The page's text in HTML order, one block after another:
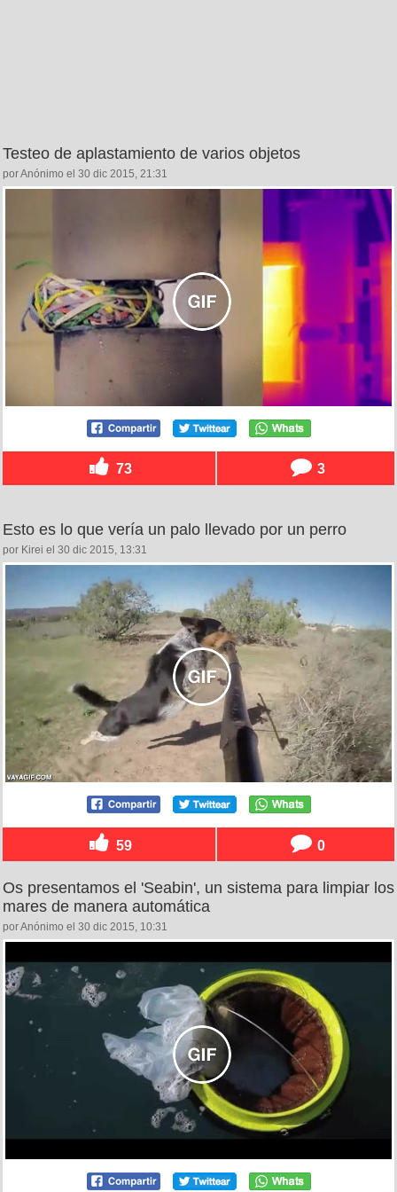
Testeo de aplastamiento de varios objetos
por Anónimo el 30 dic 2015, 21:31
73 3
Esto es lo que vería un palo llevado por un perro
por Kirei el 30 dic 2015, 13:31
59 0
Os presentamos el 'Seabin', un sistema para limpiar los
mares de manera automática
por Anónimo el 30 dic 2015, 10:31